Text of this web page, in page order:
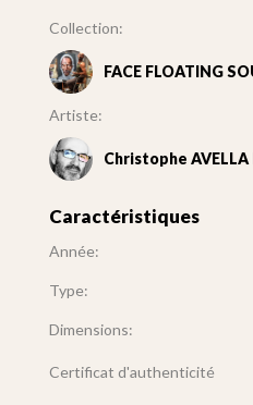
Collection:
FACE FLOATING
Artiste:
Christophe AVELLA
Caractéristiques
Année:
Type:
Dimensions:
Certificat d'authenticité